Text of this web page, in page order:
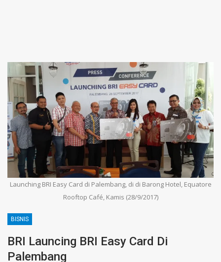
Launching BRI Easy Card di Palembang, di di Barong Hotel, Equatore
Rooftop Café, Kamis (28/9/2017)
BISNIS
BRI Launcing BRI Easy Card Di
Palembang